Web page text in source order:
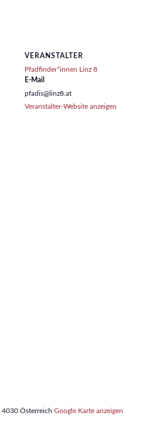
VERANSTALTER
Pfadfinder*innen Linz 8
E-Mail
pfadis@linz8.at
Veranstalter-Website anzeigen
4030 Österreich Google Karte anzeigen